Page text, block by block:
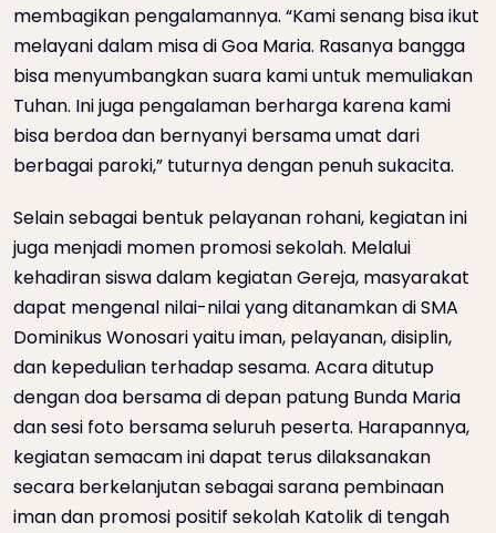
membagikan pengalamannya. “Kami senang bisa ikut
melayani dalam misa di Goa Maria. Rasanya bangga
bisa menyumbangkan suara kami untuk memuliakan
Tuhan. Ini juga pengalaman berharga karena kami
bisa berdoa dan bernyanyi bersama umat dari
berbagai paroki,” tuturnya dengan penuh sukacita.
Selain sebagai bentuk pelayanan rohani, kegiatan ini
juga menjadi momen promosi sekolah. Melalui
kehadiran siswa dalam kegiatan Gereja, masyarakat
dapat mengenal nilai-nilai yang ditanamkan di SMA
Dominikus Wonosari yaitu iman, pelayanan, disiplin,
dan kepedulian terhadap sesama. Acara ditutup
dengan doa bersama di depan patung Bunda Maria
dan sesi foto bersama seluruh peserta. Harapannya,
kegiatan semacam ini dapat terus dilaksanakan
secara berkelanjutan sebagai sarana pembinaan
iman dan promosi positif sekolah Katolik di tengah